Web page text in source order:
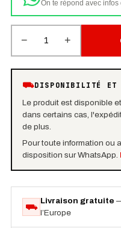
On te répond avec
− 1 +
⛟DISPONIBILITÉ ET
Le produit est disponible
dans certains cas,
de plus.
Pour toute information ou
disposition sur WhatsApp.
⛟
Livraison gratuite
l’Europe